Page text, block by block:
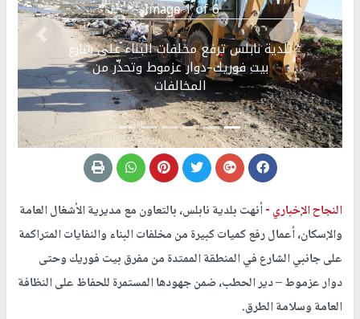
Image 1 of 6.
بلدية نابلس ترفع مخلفات البناء على شارع
بيت فوريك–دوار عزموط وتحذّر من
المخالفات
Previous التالي
النجاح الإخباري -أنهت بلدية نابلس، بالتعاون مع مديرية الأشغال العامة
والإسكان، أعمال رفع كميات كبيرة من مخلفات البناء والنفايات المتراكمة
على جانبي الشارع في المنطقة الممتدة من مفرق بيت فوريك وحتى
دوار عزموط – دير الحطب، ضمن جهودها المستمرة للحفاظ على النظافة
العامة وسلامة الطرق.